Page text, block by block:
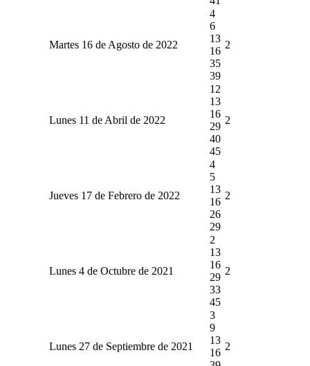
Martes 16 de Agosto de 2022
4
6
13
16
35
39
2
Lunes 11 de Abril de 2022
12
13
16
29
40
45
2
Jueves 17 de Febrero de 2022
4
5
13
16
26
29
2
Lunes 4 de Octubre de 2021
2
13
16
29
33
45
2
Lunes 27 de Septiembre de 2021
3
9
13
16
2